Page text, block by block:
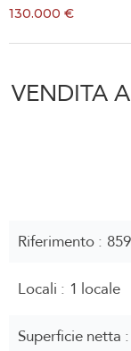
130.000 €
VENDITA
Riferimento
Locali 1 locale
Superficie netta